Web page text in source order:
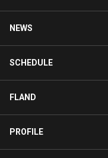
NEWS
SCHEDULE
FLAND
PROFILE